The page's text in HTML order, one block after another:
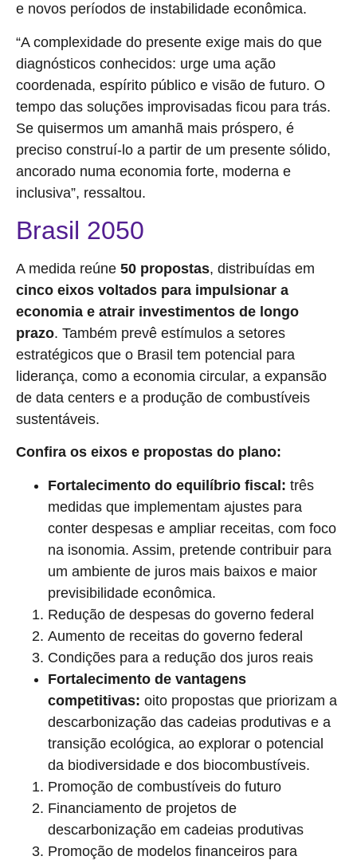
e novos períodos de instabilidade econômica.
“A complexidade do presente exige mais do que
diagnósticos conhecidos: urge uma ação
coordenada, espírito público e visão de futuro. O
tempo das soluções improvisadas ficou para trás.
Se quisermos um amanhã mais próspero, é
preciso construí-lo a partir de um presente sólido,
ancorado numa economia forte, moderna e
inclusiva”, ressaltou.
Brasil 2050
A medida reúne 50 propostas, distribuídas em
cinco eixos voltados para impulsionar a
economia e atrair investimentos de longo
prazo. Também prevê estímulos a setores
estratégicos que o Brasil tem potencial para
liderança, como a economia circular, a expansão
de data centers e a produção de combustíveis
sustentáveis.
Confira os eixos e propostas do plano:
Fortalecimento do equilíbrio fiscal: três
medidas que implementam ajustes para
conter despesas e ampliar receitas, com foco
na isonomia. Assim, pretende contribuir para
um ambiente de juros mais baixos e maior
previsibilidade econômica.
Redução de despesas do governo federal
Aumento de receitas do governo federal
Condições para a redução dos juros reais
Fortalecimento de vantagens
competitivas: oito propostas que priorizam a
descarbonização das cadeias produtivas e a
transição ecológica, ao explorar o potencial
da biodiversidade e dos biocombustíveis.
Promoção de combustíveis do futuro
Financiamento de projetos de
descarbonização em cadeias produtivas
Promoção de modelos financeiros para